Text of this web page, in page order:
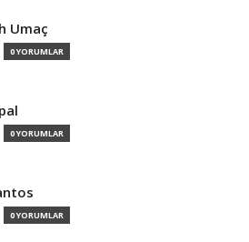
Umaç
0 YORUMLAR
0 YORUMLAR
0 YORUMLAR